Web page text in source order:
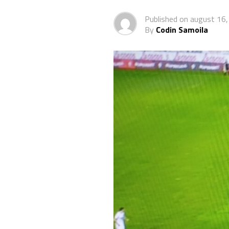
Published on august
By Codin Samoila